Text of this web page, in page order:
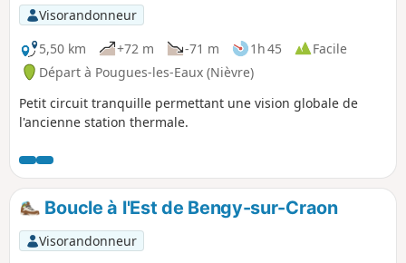
Visorandonneur
5,50 km
+72 m -71 m 1h 45
Facile
Départ à Pougues-les-Eaux (Nièvre)
Petit circuit tranquille permettant une vision globale de
l'ancienne station thermale.
Boucle à l'Est de Bengy-sur-Craon
Visorandonneur